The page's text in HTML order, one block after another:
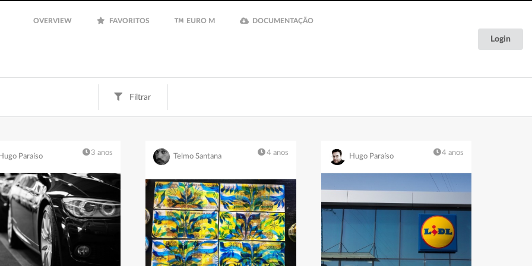
OVERVIEW FAVORITOS EURO M DOCUMENTAÇÃO
Login
Fun Finanças Documentação
Filtrar Guardar Limpar
Filtrar
Hugo Paraíso 3 anos Telmo Santana 4 anos Hugo Paraíso 4 anos